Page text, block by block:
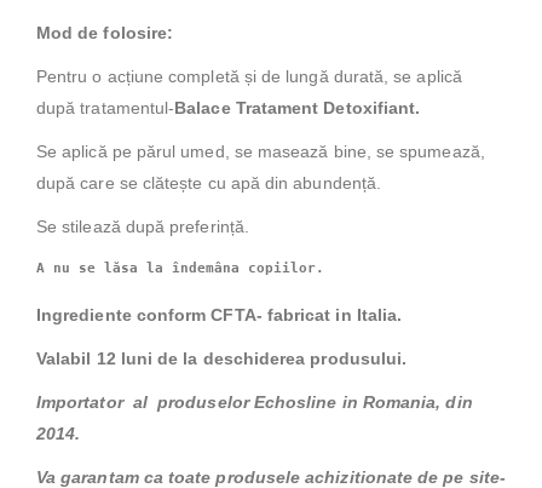
Mod de folosire:
Pentru o acțiune completă și de lungă durată, se aplică
după tratamentul-Balace Tratament Detoxifiant.
Se aplică pe părul umed, se masează bine, se spumează,
după care se clătește cu apă din abundență.
Se stilează după preferință.
A nu se lăsa la îndemâna copiilor.
Ingrediente conform CFTA- fabricat in Italia.
Valabil 12 luni de la deschiderea produsului.
Importator al produselor Echosline in Romania, din
2014.
Va garantam ca toate produsele achizitionate de pe site-